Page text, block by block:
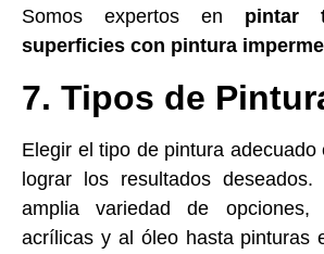
Somos expertos en pintar
superficies con pintura
7. Tipos de
Elegir el tipo de pintura adecuado
lograr los resultados deseados.
amplia variedad de opciones,
acrílicas y al óleo hasta pinturas